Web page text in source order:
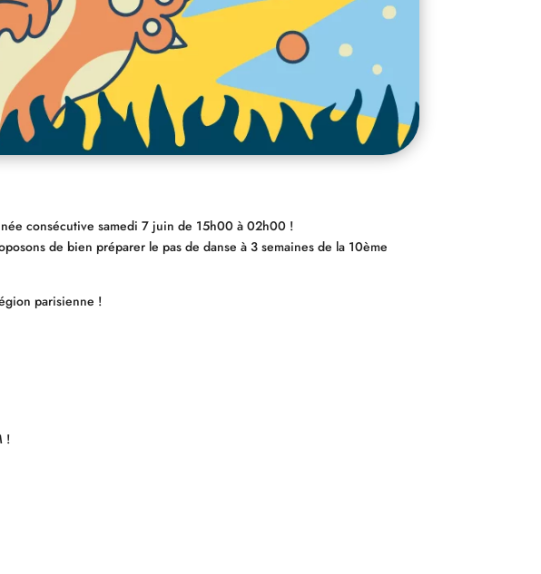
consécutive samedi 7 juin de 15h00 à 02h00 !
de bien préparer le pas de danse à 3 semaines de la 10ème
parisienne !
!